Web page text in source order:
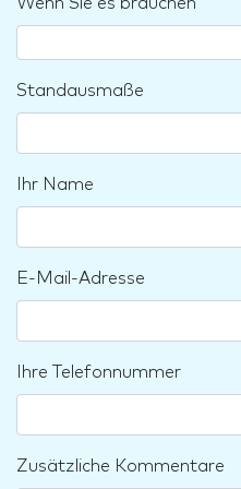
Wenn Sie es brauchen
Standausmaße
Ihr Name
E-Mail-Adresse
Ihre Telefonnummer
Zusätzliche Kommentare